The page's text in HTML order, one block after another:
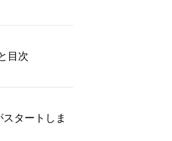
目次
タートしま